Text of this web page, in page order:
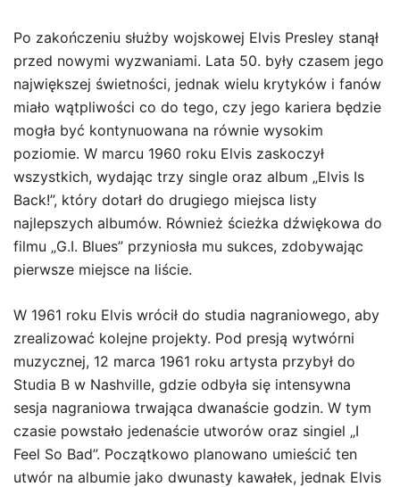
Po zakończeniu służby wojskowej Elvis Presley stanął
przed nowymi wyzwaniami. Lata 50. były czasem jego
największej świetności, jednak wielu krytyków i fanów
miało wątpliwości co do tego, czy jego kariera będzie
mogła być kontynuowana na równie wysokim
poziomie. W marcu 1960 roku Elvis zaskoczył
wszystkich, wydając trzy single oraz album „Elvis Is
Back!”, który dotarł do drugiego miejsca listy
najlepszych albumów. Również ścieżka dźwiękowa do
filmu „G.I. Blues” przyniosła mu sukces, zdobywając
pierwsze miejsce na liście.
W 1961 roku Elvis wrócił do studia nagraniowego, aby
zrealizować kolejne projekty. Pod presją wytwórni
muzycznej, 12 marca 1961 roku artysta przybył do
Studia B w Nashville, gdzie odbyła się intensywna
sesja nagraniowa trwająca dwanaście godzin. W tym
czasie powstało jedenaście utworów oraz singiel „I
Feel So Bad”. Początkowo planowano umieścić ten
utwór na albumie jako dwunasty kawałek, jednak Elvis